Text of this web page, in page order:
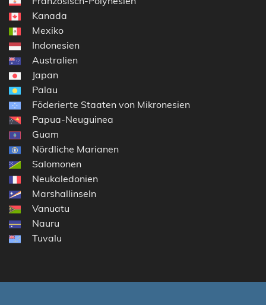
Kanada
Mexiko
Indonesien
Australien
Japan
Palau
Föderierte Staaten von Mikronesien
Papua-Neuguinea
Guam
Nördliche Marianen
Salomonen
Neukaledonien
Marshallinseln
Vanuatu
Nauru
Tuvalu